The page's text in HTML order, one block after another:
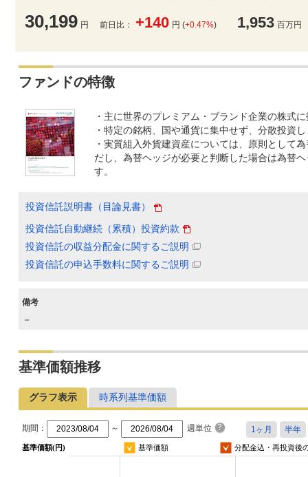
30,199 円 前日比： +140 円 (+0.47%) 1,953 百万円
ファンドの特徴
・主に世界のプレミアム・ブランド企業の株式
・特定の銘柄、国や通貨に集中せず、分散投資
・実質組入外貨建資産については、原則として
だし、為替ヘッジが必要と判断した場合は為替
す。
投資信託説明書（目論見書）
投資信託自動継続（累積）投資約款
投資信託の収益分配金に関するご説明
投資信託の申込手数料に関するご説明
備考
－
基準価額推移
グラフ表示 時系列基準価額
期間： ～ 週単位
基準価額(円) 基準価額 分配金込・再投資後